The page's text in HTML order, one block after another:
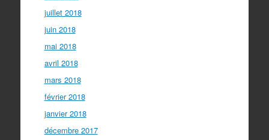
juillet 2018
juin 2018
mai 2018
avril 2018
mars 2018
février 2018
janvier 2018
décembre 2017